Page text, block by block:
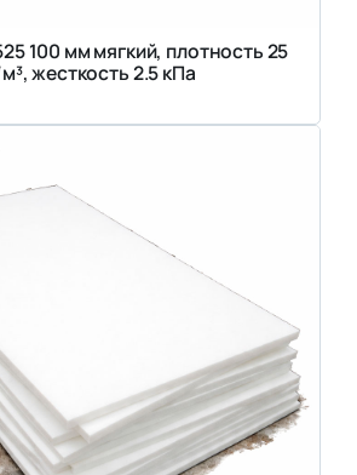
100 мм мягкий, плотность 25
жесткость 2.5 кПа